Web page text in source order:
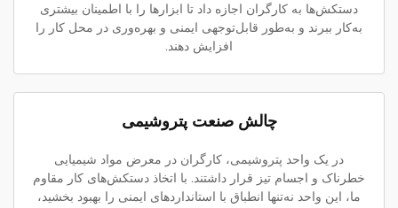
دستکش‌ها به کارگران اجازه داد تا ابزارها را با اطمینان بیشتری
به‌کار ببرند و به‌طور قابل‌توجهی ایمنی و بهره‌وری در محل کار را
افزایش دهند.
چالش صنعت پتروشیمی
در یک واحد پتروشیمی، کارگران در معرض مواد شیمیایی
خطرناک و اجسام تیز قرار داشتند. با اتخاذ دستکش‌های کار مقاوم
ما، این واحد نه‌تنها انطباق با استانداردهای ایمنی را بهبود بخشید،